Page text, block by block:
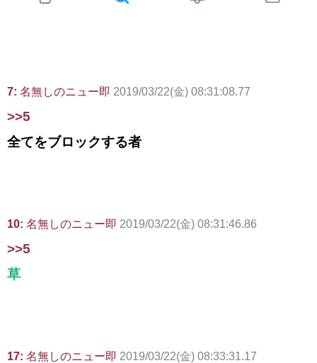
7: 名無しのニュー即 2019/03/22(金) 08:31:08.77
>>5
全てをブロックする者
10: 名無しのニュー即 2019/03/22(金) 08:31:46.86
>>5
草
17: 名無しのニュー即 2019/03/22(金) 08:33:31.17